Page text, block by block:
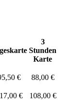
3
Stunden
Karte
€
88,00 €
€
108,00 €